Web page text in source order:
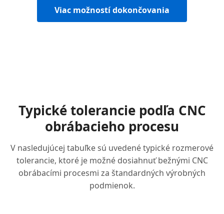
Viac možností dokončovania
Typické tolerancie podľa CNC
obrábacieho procesu
V nasledujúcej tabuľke sú uvedené typické rozmerové
tolerancie, ktoré je možné dosiahnuť bežnými CNC
obrábacími procesmi za štandardných výrobných
podmienok.